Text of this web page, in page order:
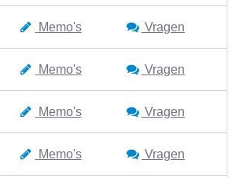
Memo's Vragen
Memo's Vragen
Memo's Vragen
Memo's Vragen